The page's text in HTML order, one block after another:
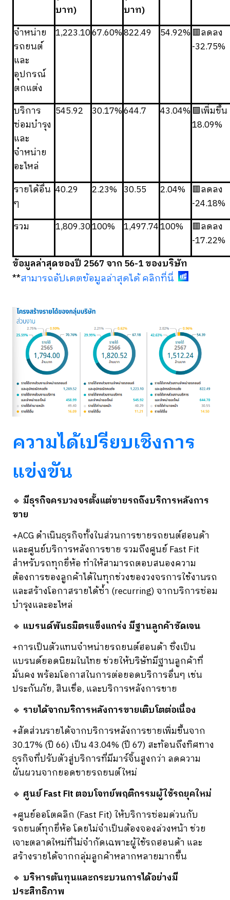
บาท)
บาท)
จำหน่าย
รถยนต์
และ
อุปกรณ์
ตกแต่ง
1,223.1067.60%822.49 54.92%🟥ลดลง
-32.75%
บริการ
ซ่อมบำรุง
และ
จำหน่าย
อะไหล่
545.92 30.17%644.7 43.04%🟩เพิ่มขึ้น
18.09%
รายได้อื่น
ๆ
40.29 2.23% 30.55 2.04% 🟥ลดลง
-24.18%
รวม
1,809.30100% 1,497.74100%
🟥ลดลง
-17.22%
ข้อมูลล่าสุดของปี 2567 จาก 56-1 ของบริษัท
**สามารถอัปเดตข้อมูลล่าสุดได้ คลิกที่นี่
ความได้เปรียบเชิงการ
แข่งขัน
🔹 มีธุรกิจครบวงจรตั้งแต่ขายรถถึงบริการหลังการ
ขาย
+ACG ดำเนินธุรกิจทั้งในส่วนการขายรถยนต์ฮอนด้า
และศูนย์บริการหลังการขาย รวมถึงศูนย์ Fast Fit
สำหรับรถทุกยี่ห้อ ทำให้สามารถตอบสนองความ
ต้องการของลูกค้าได้ในทุกช่วงของวงจรการใช้งานรถ
และสร้างโอกาสรายได้ซ้ำ (recurring) จากบริการซ่อม
บำรุงและอะไหล่
🔹 แบรนด์พันธมิตรแข็งแกร่ง มีฐานลูกค้าชัดเจน
+การเป็นตัวแทนจำหน่ายรถยนต์ฮอนด้า ซึ่งเป็น
แบรนด์ยอดนิยมในไทย ช่วยให้บริษัทมีฐานลูกค้าที่
มั่นคง พร้อมโอกาสในการต่อยอดบริการอื่นๆ เช่น
ประกันภัย, สินเชื่อ, และบริการหลังการขาย
🔹 รายได้จากบริการหลังการขายเติบโตต่อเนื่อง
+สัดส่วนรายได้จากบริการหลังการขายเพิ่มขึ้นจาก
30.17% (ปี 66) เป็น 43.04% (ปี 67) สะท้อนถึงทิศทาง
ธุรกิจที่ปรับตัวสู่บริการที่มีมาร์จิ้นสูงกว่า ลดความ
ผันผวนจากยอดขายรถยนต์ใหม่
🔹 ศูนย์ Fast Fit ตอบโจทย์พฤติกรรมผู้ใช้รถยุคใหม่
+ศูนย์ออโตคลิก (Fast Fit) ให้บริการซ่อมด่วนกับ
รถยนต์ทุกยี่ห้อ โดยไม่จำเป็นต้องจองล่วงหน้า ช่วย
เจาะตลาดใหม่ที่ไม่จำกัดเฉพาะผู้ใช้รถฮอนด้า และ
สร้างรายได้จากกลุ่มลูกค้าหลากหลายมากขึ้น
🔹 บริหารต้นทุนและกระบวนการได้อย่างมี
ประสิทธิภาพ